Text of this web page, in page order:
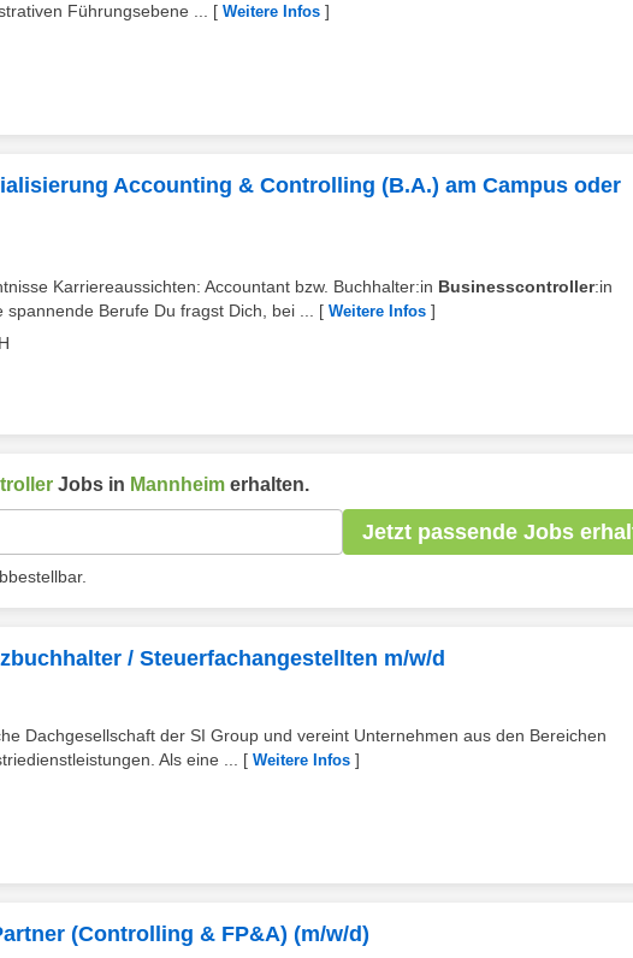
Führungsebene ...
[ Weitere Infos ]
Accounting & Controlling (B.A.) am Campus oder
Karriereaussichten: Accountant bzw. Buchhalter:in Businesscontroller:in
spannende Berufe Du fragst Dich, bei ... [ Weitere Infos ]
Jobs in Mannheim erhalten.
Jetzt passende Jobs
/ Steuerfachangestellten m/w/d
Dachgesellschaft der SI Group und vereint Unternehmen aus den Bereichen
Als eine ...
[ Weitere Infos ]
(Controlling & FP&A) (m/w/d)